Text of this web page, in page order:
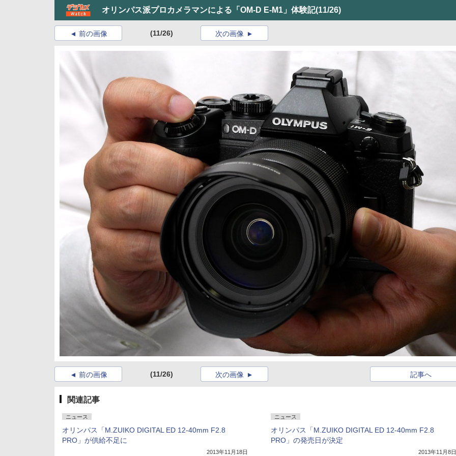
オリンパス派プロカメラマンによる「OM-D E-M1」体験記(11/26)
前の画像 (11/26) 次の画像
前の画像 (11/26) 記事へ
次の画像
関連記事
ニュース
オリンパス「M.ZUIKO DIGITAL ED 12-40mm F2.8
PRO」が供給不足に
2013年11月18日
ニュース
オリンパス「M.ZUIKO DIGITAL ED 12-40mm F2.8
PRO」の発売日が決定
2013年11月8日